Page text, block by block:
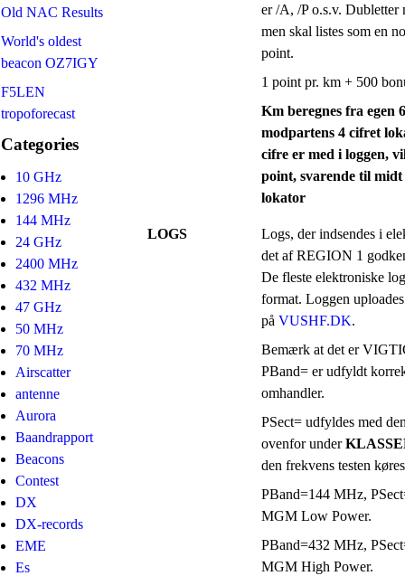
Old NAC Results
World's oldest
beacon OZ7IGY
F5LEN
tropoforecast
Categories
10 GHz
1296 MHz
144 MHz
24 GHz
2400 MHz
432 MHz
47 GHz
50 MHz
70 MHz
Airscatter
antenne
Aurora
Baandrapport
Beacons
Contest
DX
DX-records
EME
Es
er /A, /P o.s.v. Dubletter
men skal listes som en
point.
1 point pr. km + 500
Km beregnes fra
modpartens 4 cifret
cifre er med i loggen,
point, svarende til
lokator
LOGS
Logs, der indsendes i
det af REGION 1
De fleste elektroniske
format. Loggen
påVUSHF.DK.
Bemærk at det er
PBand= er udfyldt
omhandler.
PSect= udfyldes med
ovenfor under
den frekvens testen
PBand=144 MHz,
MGM Low Power.
PBand=432 MHz,
MGM High Power.